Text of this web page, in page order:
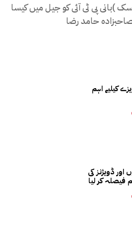
)بانی پی ٹی آئی کو جیل میں کیسا
کیلیے اہم
اور ڈویژنز کی